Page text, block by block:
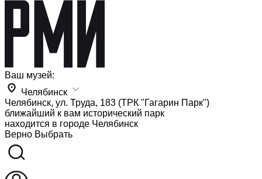
Ваш музей:
Челябинск
Челябинск, ул. Труда, 183 (ТРК "Гагарин Парк")
ближайший к вам исторический парк
находится в городе Челябинск
Верно Выбрать